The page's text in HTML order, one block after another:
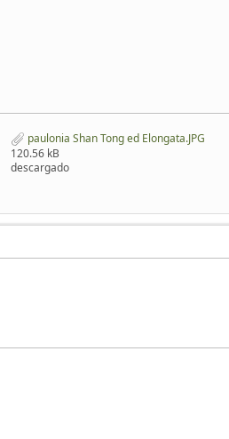
paulonia Shan Tong ed Elongata.JPG
120.56 kB
descargado